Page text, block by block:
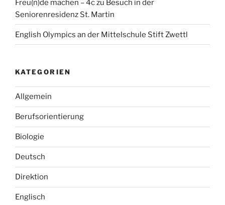
Freu(n)de machen – 4c zu Besuch in der
Seniorenresidenz St. Martin
English Olympics an der Mittelschule Stift Zwettl
KATEGORIEN
Allgemein
Berufsorientierung
Biologie
Deutsch
Direktion
Englisch